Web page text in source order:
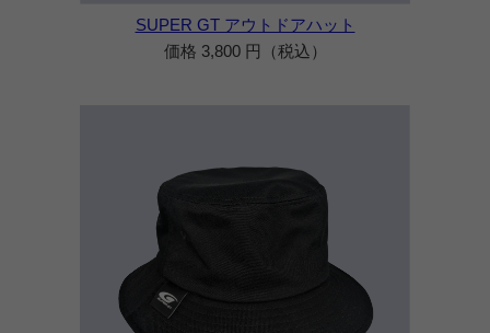
SUPER GT アウトドアハット
価格 3,800 円（税込）